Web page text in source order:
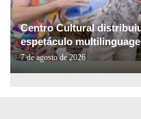
Centro Cultural
espetáculo
7 de agosto de 2026